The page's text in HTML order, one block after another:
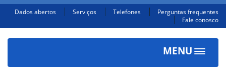
Dados abertos Serviços Telefones
Perguntas frequentes
Fale conosco
MENU
Toggle